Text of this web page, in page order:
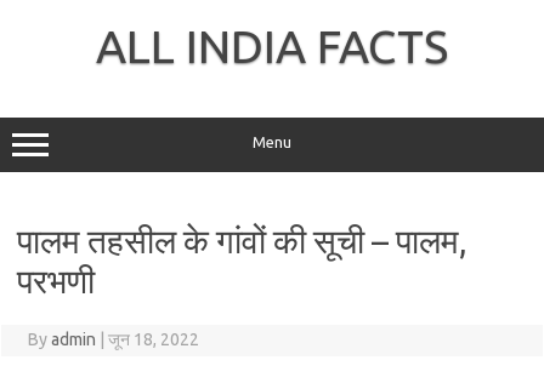
ALL INDIA FACTS
Menu
पालम तहसील के गांवों की सूची – पालम,
परभणी
Byadmin जून 18, 2022